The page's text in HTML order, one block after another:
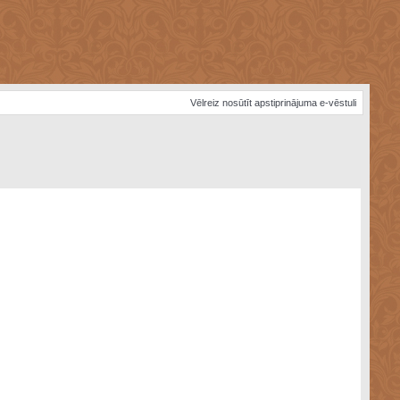
Vēlreiz nosūtīt apstiprinājuma e-vēstuli